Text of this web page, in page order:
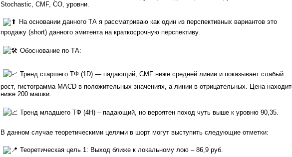
Stochastic, СМF, CO, уровни.
На основании данного ТА я рассматриваю как один из перспективных вариантов это
продажу (short) данного эмитента на краткосрочную перспективу.
Обоснование по ТА:
Тренд старшего ТФ (1D) — падающий, СМF ниже средней линии и показывает слабый
рост, гистограмма MACD в положительных значениях, а линии в отрицательных. Цена
ниже 200 машки.
Тренд младшего ТФ (4Н) – падающий, но вероятен поход чуть выше к уровню 90,35.
В данном случае теоретическими целями в шорт могут выступить следующие отметки:
Теоретическая цель 1: Выход ближе к локальному лою – 86,9 руб.